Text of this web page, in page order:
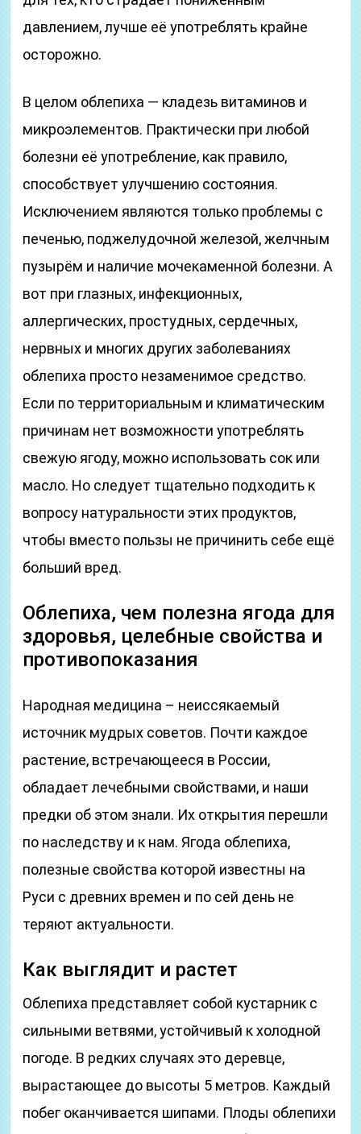
давлением, лучше её употреблять крайне
осторожно.
В целом облепиха — кладезь витаминов и
микроэлементов. Практически при любой
болезни её употребление, как правило,
способствует улучшению состояния.
Исключением являются только проблемы с
печенью, поджелудочной железой, желчным
пузырём и наличие мочекаменной болезни. А
вот при глазных, инфекционных,
аллергических, простудных, сердечных,
нервных и многих других заболеваниях
облепиха просто незаменимое средство.
Если по территориальным и климатическим
причинам нет возможности употреблять
свежую ягоду, можно использовать сок или
масло. Но следует тщательно подходить к
вопросу натуральности этих продуктов,
чтобы вместо пользы не причинить себе ещё
больший вред.
Облепиха, чем полезна ягода для
здоровья, целебные свойства и
противопоказания
Народная медицина – неиссякаемый
источник мудрых советов. Почти каждое
растение, встречающееся в России,
обладает лечебными свойствами, и наши
предки об этом знали. Их открытия перешли
по наследству и к нам. Ягода облепиха,
полезные свойства которой известны на
Руси с древних времен и по сей день не
теряют актуальности.
Как выглядит и растет
Облепиха представляет собой кустарник с
сильными ветвями, устойчивый к холодной
погоде. В редких случаях это деревце,
вырастающее до высоты 5 метров. Каждый
побег оканчивается шипами. Плоды облепихи